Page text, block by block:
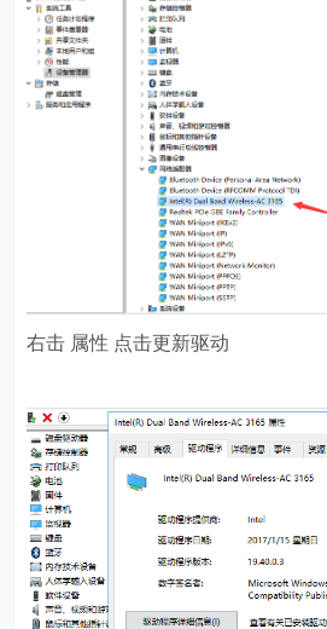
右击 属性 点击更新驱动